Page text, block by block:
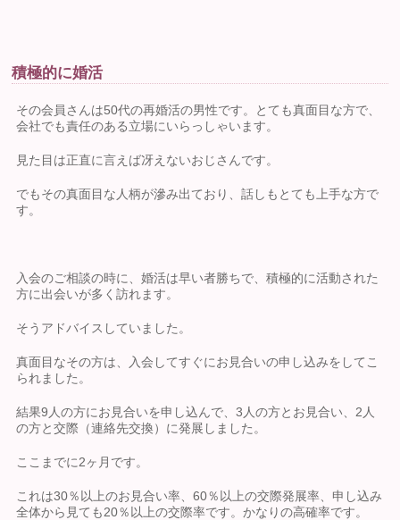
積極的に婚活
その会員さんは50代の再婚活の男性です。とても真面目な方で、
会社でも責任のある立場にいらっしゃいます。
見た目は正直に言えば冴えないおじさんです。
でもその真面目な人柄が滲み出ており、話しもとても上手な方で
す。
入会のご相談の時に、婚活は早い者勝ちで、積極的に活動された
方に出会いが多く訪れます。
そうアドバイスしていました。
真面目なその方は、入会してすぐにお見合いの申し込みをしてこ
られました。
結果9人の方にお見合いを申し込んで、3人の方とお見合い、2人
の方と交際（連絡先交換）に発展しました。
ここまでに2ヶ月です。
これは30％以上のお見合い率、60％以上の交際発展率、申し込み
全体から見ても20％以上の交際率です。かなりの高確率です。